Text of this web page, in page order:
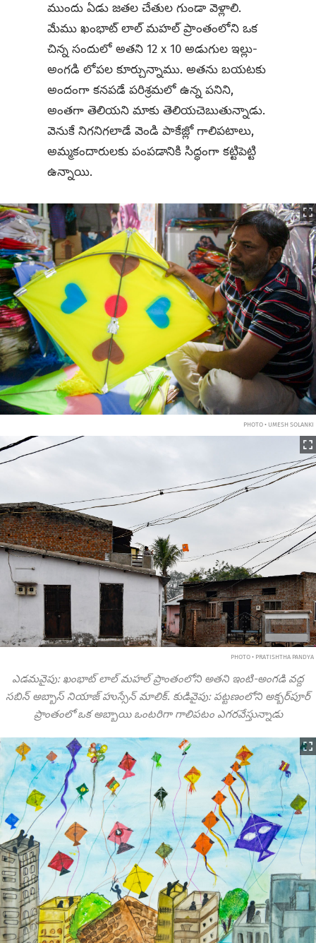
ముందు ఏడు జతల చేతుల గుండా వెళ్లాలి.
మేము ఖంభాట్ లాల్ మహల్ ప్రాంతంలోని ఒక
చిన్న సందులో అతని 12 x 10 అడుగుల ఇల్లు-
అంగడి లోపల కూర్చున్నాము. అతను బయటకు
అందంగా కనపడే పరిశ్రమలో ఉన్న పనిని,
అంతగా తెలియని మాకు తెలియచెబుతున్నాడు.
వెనుకే నిగనిగలాడే వెండి పాకేజ్లో గాలిపటాలు,
అమ్మకందారులకు పంపడానికి సిద్ధంగా కట్టిపెట్టి
ఉన్నాయి.
PHOTO • UMESH SOLANKI
PHOTO • PRATISHTHA PANDYA
ఎడమవైపు: ఖంభాట్ లాల్ మహల్ ప్రాంతంలోని అతని ఇంటి-అంగడి వద్ద
సబిన్ అబ్బాస్ నియాజ్ హుస్సేన్ మాలిక్. కుడివైపు: పట్టణంలోని అక్బర్‌పూర్
ప్రాంతంలో ఒక అబ్బాయి ఒంటరిగా గాలిపటం ఎగరవేస్తున్నాడు